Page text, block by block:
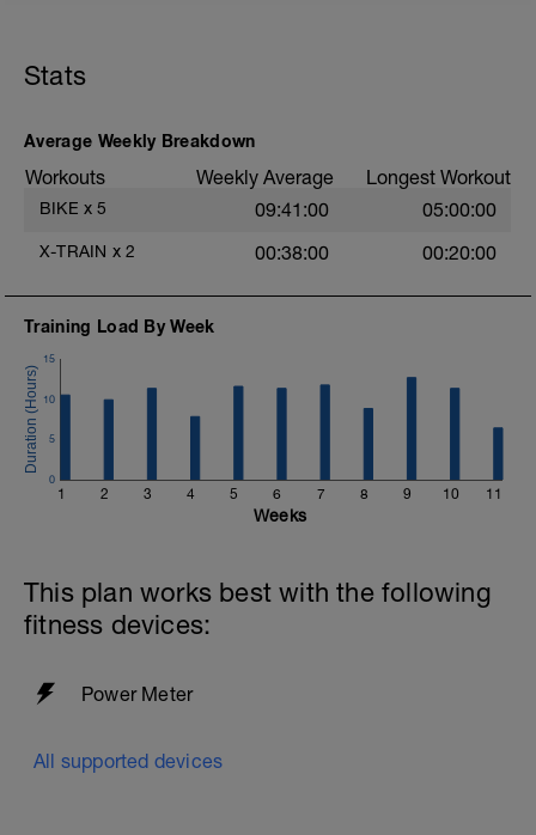
Stats
Average Weekly Breakdown
Workouts Weekly Average Longest Workout
BIKE x 5 09:41:00 05:00:00
X-TRAIN x 2 00:38:00 00:20:00
Training Load By Week
1 2 3 4 5 6 7 8 9 10 11
0
5
10
15
Weeks
This plan works best with the following
fitness devices:
Power Meter
All supported devices